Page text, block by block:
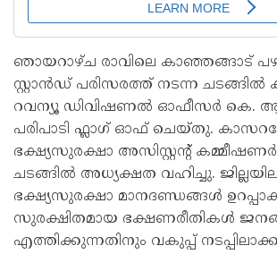
ഞായറാഴ്ച രാവിലെ കാഞ്ഞങ്ങാട്
സ്റ്റാൻഡ് പരിസരത്ത് നടന്ന
റവന്യൂ ഡിവിഷണൽ ഓഫീസർ കെ.
പരിപാടി ഫ്ലാഗ് ഓഫ് ചെയ്തു.
ഭക്ഷ്യസുരക്ഷാ അസിസ്റ്റന്റ്
ചടങ്ങിൽ അധ്യക്ഷത വഹിച്ചു.
ഭക്ഷ്യസുരക്ഷാ മാനദണ്ഡങ്ങൾ
സുരക്ഷിതമായ ഭക്ഷണരീതികൾ
എത്തിക്കുന്നതിനും വകുപ്പ്